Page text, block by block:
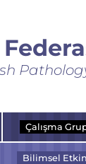
Çalışma
Bilimsel